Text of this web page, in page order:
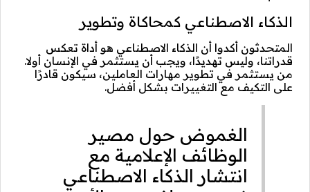
الذكاء الاصطناعي كمحاكاة وتطوير
المتحدثون أكدوا أن الذكاء الاصطناعي هو أداة تعكس
قدراتنا، وليس تهديدًا، ويجب أن يستثمر في الإنسان أولا.
من يستثمر في تطوير مهارات العاملين، سيكون قادرًا
على التكيف مع التغييرات بشكل أفضل.
الغموض حول مصير
الوظائف الإعلامية مع
انتشار الذكاء الاصطناعي